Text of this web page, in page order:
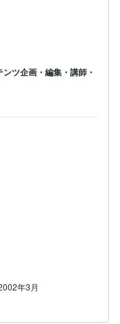
ツ企画・編集・講師・
年3月